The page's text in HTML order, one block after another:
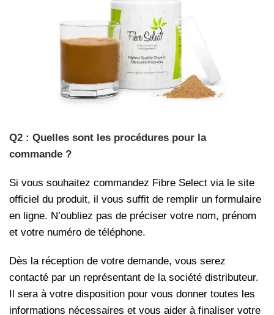
Q2 : Quelles sont les procédures pour la
commande ?
Si vous souhaitez commandez Fibre Select via le site
officiel du produit, il vous suffit de remplir un formulaire
en ligne. N’oubliez pas de préciser votre nom, prénom
et votre numéro de téléphone.
Dès la réception de votre demande, vous serez
contacté par un représentant de la société distributeur.
Il sera à votre disposition pour vous donner toutes les
informations nécessaires et vous aider à finaliser votre